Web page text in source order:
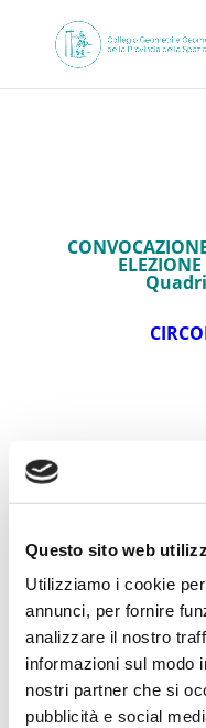
Questo sito web
Utilizziamo i cookie
annunci, per fornire
analizzare il nostro
informazioni sul modo
nostri partner che si
pubblicità e social
Articoli recenti
Dal banco al
diventano “tecnici”
Lo stato legittimo
casa”_ 10 luglio